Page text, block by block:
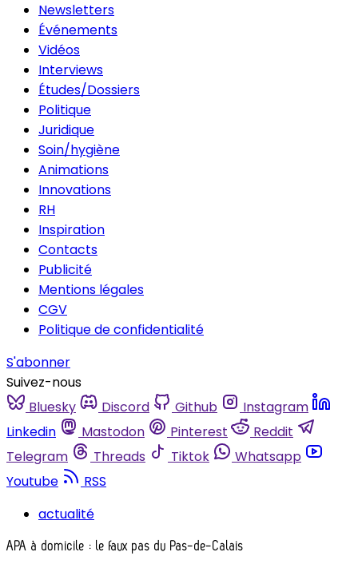
Newsletters
Événements
Vidéos
Interviews
Études/Dossiers
Politique
Juridique
Soin/hygiène
Animations
Innovations
RH
Inspiration
Contacts
Publicité
Mentions légales
CGV
Politique de confidentialité
S'abonner
Suivez-nous
Bluesky
Discord Github
Instagram
Linkedin
Mastodon Pinterest
Reddit
Telegram
Threads Tiktok
Whatsapp
Youtube
RSS
actualité
APA à domicile : le faux pas du Pas-de-Calais